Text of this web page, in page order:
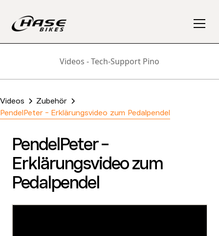
Videos - Tech-Support Pino
Videos
Zubehör
PendelPeter - Erklärungsvideo zum Pedalpendel
PendelPeter -
Erklärungsvideo zum
Pedalpendel